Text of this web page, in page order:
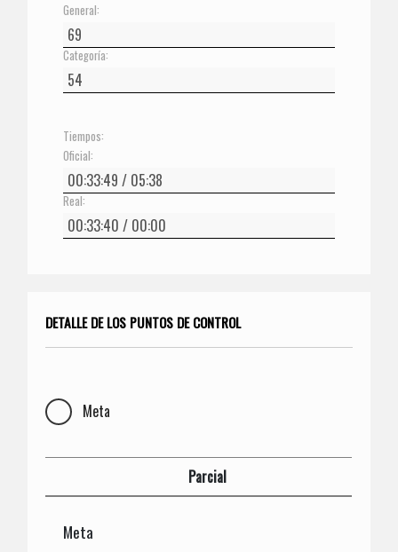
General:
Categoría:
Tiempos:
Oficial:
Real:
DETALLE DE LOS PUNTOS DE CONTROL
Meta
Parcial
Meta